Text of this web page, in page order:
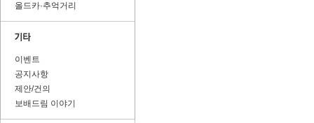
올드카·추억거리
이벤트
공지사항
제안/건의
보배드림 이야기